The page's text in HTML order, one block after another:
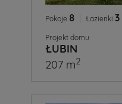
Pokoje 8 Łazienki 3
Projekt domu
ŁUBIN
207 m2